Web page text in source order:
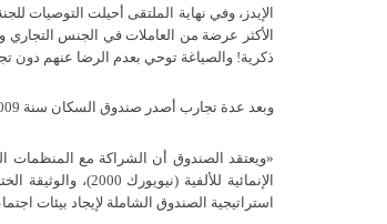
الإيدز، وفي نهاية الملتقى أحيلت التوصيات
الأكثر عرضة من العاملات في الجنس التجاري
ذكرية! والصياغة توحي بعدم الرضا عنهم دون
وبعد عدة تجارب أصدر صندوق السكان سنة
«ويعتقد الصندوق أن الشراكة مع المنظمات
الإنمائية للألفية (نيويورك ، والوثيقة
استراتيجية الصندوق الشاملة لإيجاد بيئات